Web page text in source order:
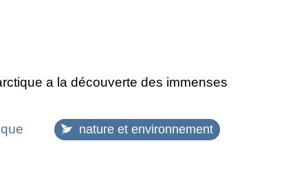
a la découverte des immenses
nature et environnement